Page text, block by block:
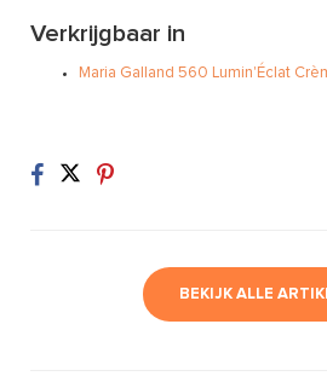
Verkrijgbaar in
Maria Galland 560 Lumin'Éclat
BEKIJK ALLE